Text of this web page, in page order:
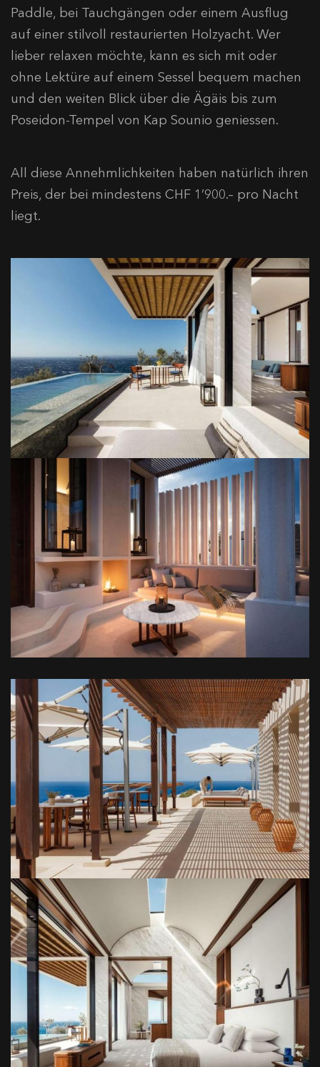
Paddle, bei Tauchgängen oder einem Ausflug
auf einer stilvoll restaurierten Holzyacht. Wer
lieber relaxen möchte, kann es sich mit oder
ohne Lektüre auf einem Sessel bequem machen
und den weiten Blick über die Ägäis bis zum
Poseidon-Tempel von Kap Sounio geniessen.
All diese Annehmlichkeiten haben natürlich ihren
Preis, der bei mindestens CHF 1’900.– pro Nacht
liegt.